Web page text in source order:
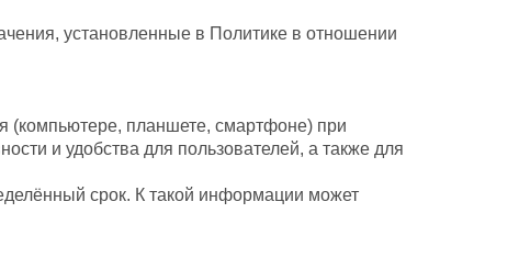
установленные в Политике в отношении
(компьютере, планшете, смартфоне) при
и удобства для пользователей, а также для
срок. К такой информации может